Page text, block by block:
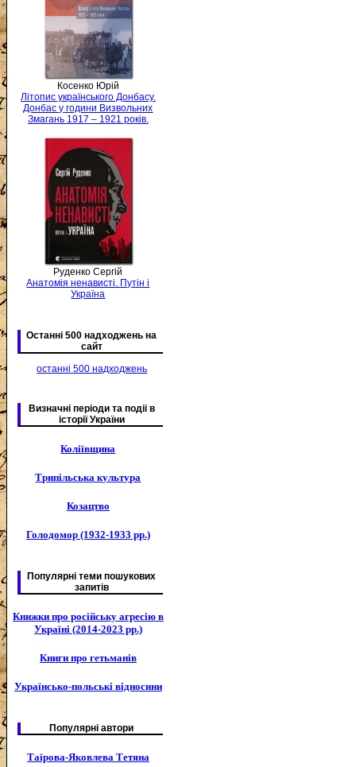
Косенко Юрій
Літопис українського Донбасу.
Донбас у години Визвольних
Змагань 1917 – 1921 років.
Руденко Сергій
Анатомія ненависті. Путін і
Україна
Останні 500 надходжень на
сайт
останні 500 надходжень
Визначні періоди та подіі в
історії України
Коліївщина
Трипільська культура
Козацтво
Голодомор (1932-1933 рр.)
Популярні теми пошукових
запитів
Книжки про російську агресію в
Україні (2014-2023 рр.)
Книги про гетьманів
Українсько-польські відносини
Популярні автори
Таїрова-Яковлева Тетяна